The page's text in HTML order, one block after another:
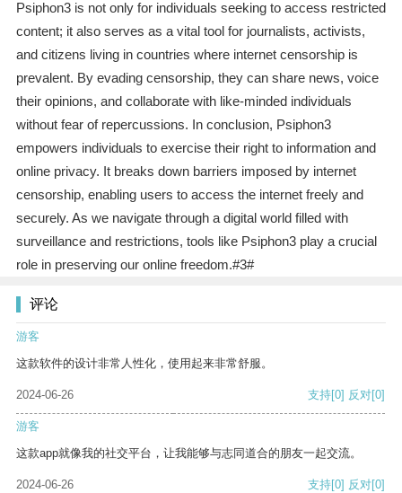
Psiphon3 is not only for individuals seeking to access restricted
content; it also serves as a vital tool for journalists, activists,
and citizens living in countries where internet censorship is
prevalent. By evading censorship, they can share news, voice
their opinions, and collaborate with like-minded individuals
without fear of repercussions. In conclusion, Psiphon3
empowers individuals to exercise their right to information and
online privacy. It breaks down barriers imposed by internet
censorship, enabling users to access the internet freely and
securely. As we navigate through a digital world filled with
surveillance and restrictions, tools like Psiphon3 play a crucial
role in preserving our online freedom.#3#
评论
游客
这款软件的设计非常人性化，使用起来非常舒服。
2024-06-26 支持[0] 反对[0]
游客
这款app就像我的社交平台，让我能够与志同道合的朋友一起交流。
2024-06-26 支持[0] 反对[0]